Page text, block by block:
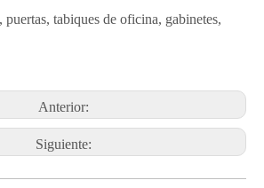
tabiques de oficina, gabinetes,
Anterior:
Siguiente: